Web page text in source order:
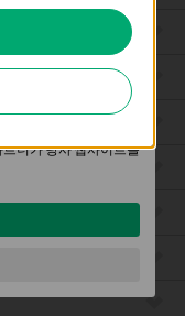
기 위해 웹사이트에서
다.
너가 당사 웹사이트를